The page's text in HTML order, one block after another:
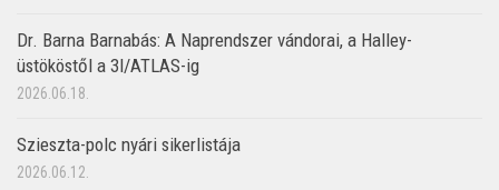
Dr. Barna Barnabás: A Naprendszer vándorai, a Halley-
üstököstől a 3I/ATLAS-ig
2026.06.18.
Szieszta-polc nyári sikerlistája
2026.06.12.